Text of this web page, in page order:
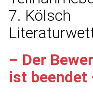
7. Kölsch
– Der
ist beendet